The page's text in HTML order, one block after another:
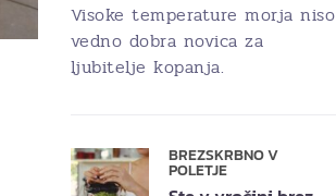
Visoke temperature morja niso
vedno dobra novica za
ljubitelje kopanja.
BREZSKRBNO V
POLETJE